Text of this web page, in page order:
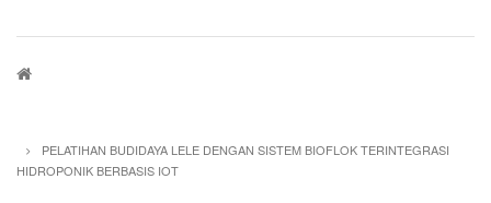
Breadcrumb
PELATIHAN BUDIDAYA LELE DENGAN SISTEM BIOFLOK TERINTEGRASI
HIDROPONIK BERBASIS IOT